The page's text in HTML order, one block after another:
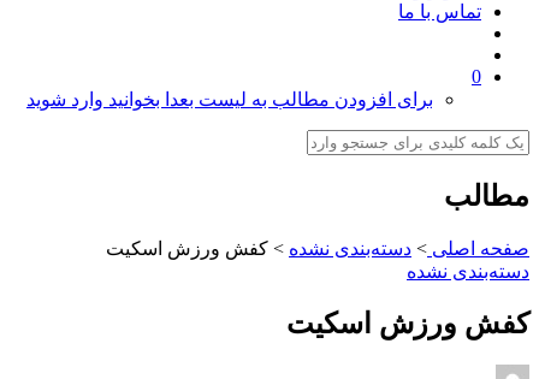
تماس با ما
0
برای افزودن مطالب به لیست بعدا بخوانید وارد شوید
مطالب
صفحه اصلی > دسته‌بندی نشده > کفش ورزش اسکیت
دسته‌بندی نشده
کفش ورزش اسکیت